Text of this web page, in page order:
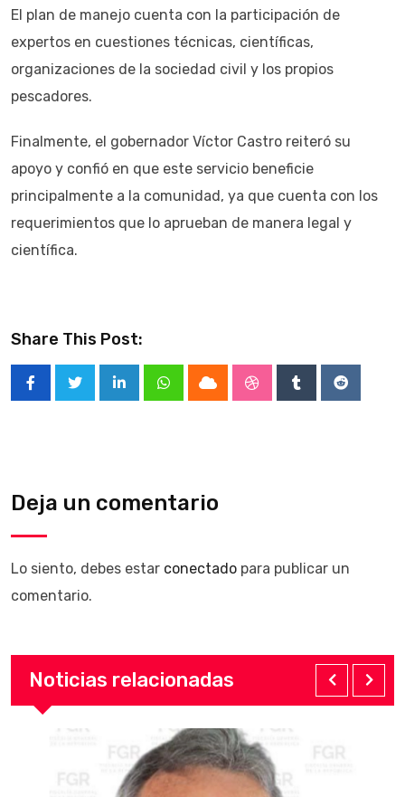
El plan de manejo cuenta con la participación de
expertos en cuestiones técnicas, científicas,
organizaciones de la sociedad civil y los propios
pescadores.
Finalmente, el gobernador Víctor Castro reiteró su
apoyo y confió en que este servicio beneficie
principalmente a la comunidad, ya que cuenta con los
requerimientos que lo aprueban de manera legal y
científica.
Share This Post:
LinkedInWhatsappCloud StumbleUpon
TumblrReddit
Deja un comentario
Lo siento, debes estar conectado para publicar un
comentario.
Noticias relacionadas